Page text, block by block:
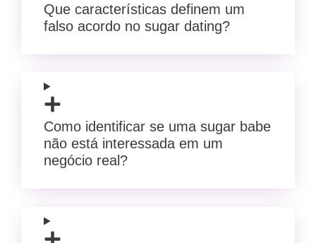
Que características definem um
falso acordo no sugar dating?
Como identificar se uma sugar babe
não está interessada em um
negócio real?